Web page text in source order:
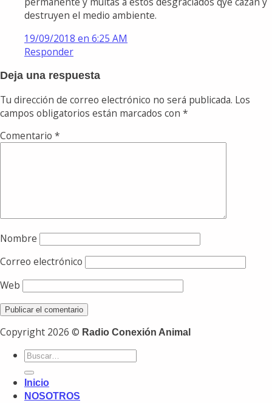
destruyen el medio ambiente.
19/09/2018 en 6:25 AM
Responder
Deja una respuesta
Tu dirección de correo electrónico no será publicada. Los
campos obligatorios están marcados con *
Comentario *
Nombre
Correo electrónico
Web
Copyright 2026 © Radio Conexión Animal
Inicio
NOSOTROS